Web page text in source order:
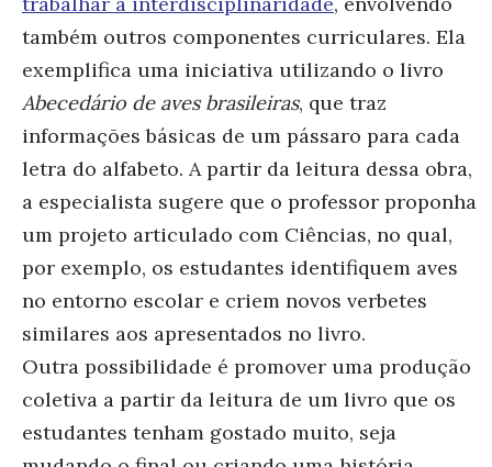
também outros componentes curriculares. Ela
exemplifica uma iniciativa utilizando o livro
Abecedário de aves brasileiras, que traz
informações básicas de um pássaro para cada
letra do alfabeto. A partir da leitura dessa obra,
a especialista sugere que o professor proponha
um projeto articulado com Ciências, no qual,
por exemplo, os estudantes identifiquem aves
no entorno escolar e criem novos verbetes
similares aos apresentados no livro.
Outra possibilidade é promover uma produção
coletiva a partir da leitura de um livro que os
estudantes tenham gostado muito, seja